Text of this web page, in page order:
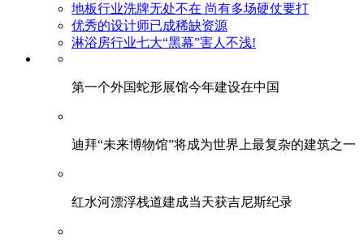
地板行业洗牌无处不在 尚有多场硬仗要打
优秀的设计师已成稀缺资源
淋浴房行业七大“黑幕”害人不浅!
第一个外国蛇形展馆今年建设在中国
迪拜“未来博物馆”将成为世界上最复杂的建筑之一
红水河漂浮栈道建成当天获吉尼斯纪录